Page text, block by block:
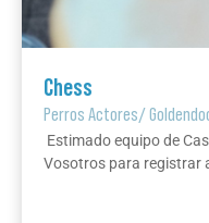
Chess
Perros Actores/
Estimado equipo de
Vosotros para registrar